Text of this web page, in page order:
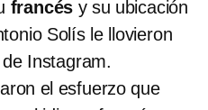
francés y su ubicación
Solís le llovieron
Instagram.
el esfuerzo que